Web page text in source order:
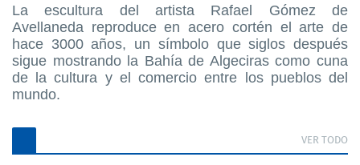
La escultura del artista Rafael Gómez de
Avellaneda reproduce en acero cortén el arte de
hace 3000 años, un símbolo que siglos después
sigue mostrando la Bahía de Algeciras como cuna
de la cultura y el comercio entre los pueblos del
mundo.
VER TODO